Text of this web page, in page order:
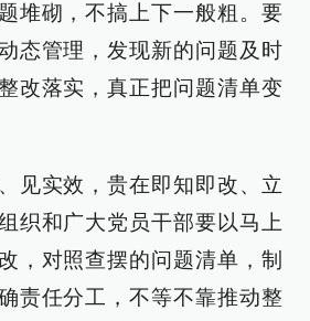
堆砌，不搞上下一般粗。要
态管理，发现新的问题及时
改落实，真正把问题清单变
见实效，贵在即知即改、立
织和广大党员干部要以马上
，对照查摆的问题清单，制
责任分工，不等不靠推动整